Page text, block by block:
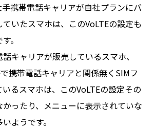
手携帯電話キャリアが自社プランにバ
いたスマホは、このVoLTEの設定も
。
キャリアが販売しているスマホ、
携帯電話キャリアと関係無くSIMフ
るスマホは、このVoLTEの設定その
ったり、メニューに表示されていな
ようです。